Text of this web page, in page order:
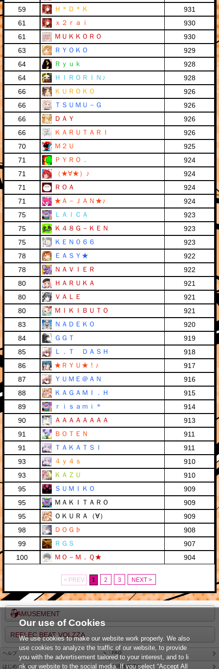
59
Ｈ＊Ｄ＊Ｋ
931
61
ｘ２ｒａｉ
930
61
ＭＵＫＫＯＲＯ
930
63
ＲＹＯＫＯ
929
64
Ｒｙｕｋ
928
64
ＨＩＲＯＲＩＮ♪
928
66
ＫＵＲＯＫＯ
926
66
ＴＳＵＭＵ－Ｇ
926
66
ＤＡＹ
926
66
ＫＡＲＵＴＡＲＩ
926
70
Ｍ２Ｕ
925
71
ＰＹＲＯ．
924
71
（★∀★）♪
924
71
ＲＯＡ
924
71
★Ａ－ＪＡＮ★♪
924
75
ＬＡＩＣＡ
923
75
Ｋ４８Ｇ－ＫＥＮ
923
75
ＫＥＮ０６６
923
78
ＥＡＳＹ★
922
78
ＮＡＶＩＥＲ
922
80
ＨＡＲＵＫＡ
921
80
ＶＡＬＥ
921
80
ＭＩＫＩＢＵＴＯ
921
83
ＮＡＤＥＫＯ
920
84
ＧＧＴ
919
85
Ｌ．Ｔ ＤＡＳＨ
918
86
★ＲＹＵ★！♪
917
87
ＹＵＭＥ＠ＡＮ
916
88
ＫＡＧＡＭＩ．Ｈ
915
89
ｒｉｓａｍｉ＊
914
90
ＡＡＡＡＡＡＡＡ
913
91
ＢＯＴＥＮ
911
91
ＴＡＫＡＴＳＩ
911
93
４ｙ４ｓ
910
93
ＫＡＺＵ
910
95
ＳＵＭＩＫＯ
909
95
ＭＡＫＩＴＡＲＯ
909
95
ＯＫＵＲＡ（∀）
909
98
ＤＯＧ♭
908
99
ＲＧＳ
907
100
ＭＯ－Ｍ．Ｑ★ 904
< PREV 1 2 3 NEXT >
e-AMUSEMENT
REFLEC BEAT VOLZZA
ヘルプ FAQ
はじめての方 利用推奨環境
Our use of Cookies
We use cookies to make our website work properly. We also
use cookies to analyze the traffic of our website, to provide
you with the advertisement tailored to your interest, and to li
nk our website to the social media. If you select “Accept All